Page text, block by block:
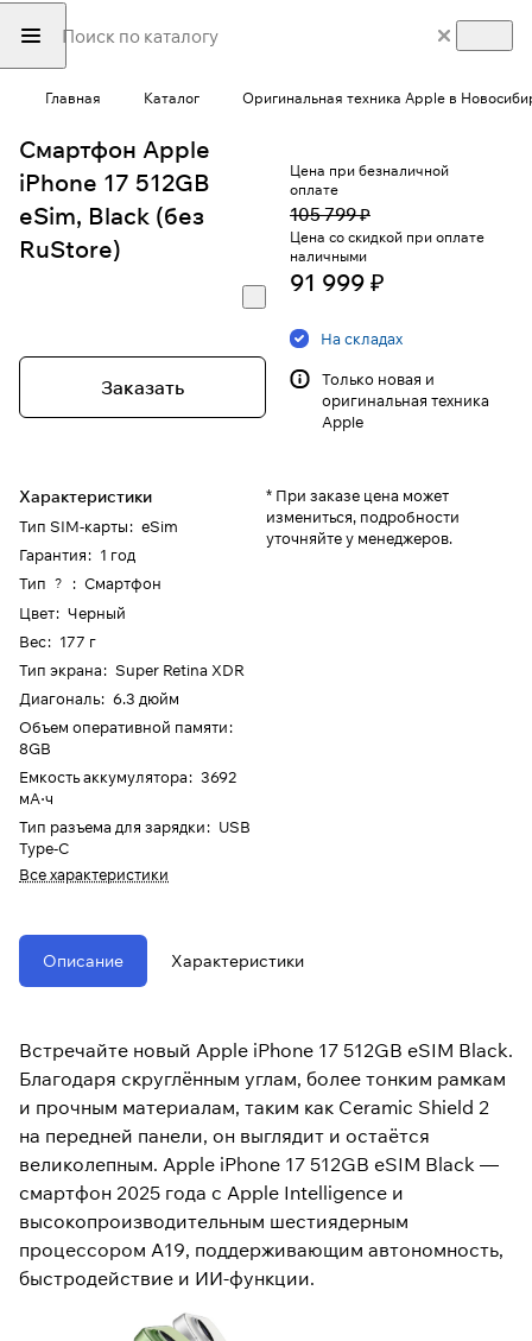
Главная Каталог Оригинальная техника Apple в
Смартфон Apple
iPhone 17 512GB
eSim, Black (без
RuStore)
Заказать
Характеристики
Тип SIM-карты: eSim
Гарантия: 1 год
Тип ? : Смартфон
Цвет: Черный
Вес: 177 г
Тип экрана: Super Retina XDR
Диагональ: 6.3 дюйм
Объем оперативной памяти:
8GB
Емкость аккумулятора: 3692
мА⋅ч
Тип разъема для зарядки: USB
Type-C
Все характеристики
Цена при безналичной
оплате
105 799 ₽
Цена со скидкой при оплате
наличными
91 999 ₽
На складах
Только новая и
оригинальная техника
Apple
* При заказе цена может
измениться, подробности
уточняйте у менеджеров.
Описание Характеристики
Встречайте новый Apple iPhone 17 512GB eSIM Black.
Благодаря скруглённым углам, более тонким рамкам
и прочным материалам, таким как Ceramic Shield 2
на передней панели, он выглядит и остаётся
великолепным. Apple iPhone 17 512GB eSIM Black —
смартфон 2025 года с Apple Intelligence и
высокопроизводительным шестиядерным
процессором A19, поддерживающим автономность,
быстродействие и ИИ-функции.